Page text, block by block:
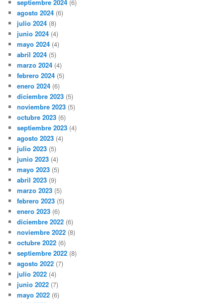
septiembre 2024 (6)
agosto 2024 (6)
julio 2024 (8)
junio 2024 (4)
mayo 2024 (4)
abril 2024 (5)
marzo 2024 (4)
febrero 2024 (5)
enero 2024 (6)
diciembre 2023 (5)
noviembre 2023 (5)
octubre 2023 (6)
septiembre 2023 (4)
agosto 2023 (4)
julio 2023 (5)
junio 2023 (4)
mayo 2023 (5)
abril 2023 (9)
marzo 2023 (5)
febrero 2023 (5)
enero 2023 (6)
diciembre 2022 (6)
noviembre 2022 (8)
octubre 2022 (6)
septiembre 2022 (8)
agosto 2022 (7)
julio 2022 (4)
junio 2022 (7)
mayo 2022 (6)